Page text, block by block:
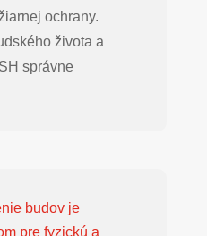
ochrany.
života a
správne